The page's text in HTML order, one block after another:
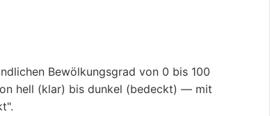
Bewölkungsgrad von 0 bis 100
hell (klar) bis dunkel (bedeckt) — mit